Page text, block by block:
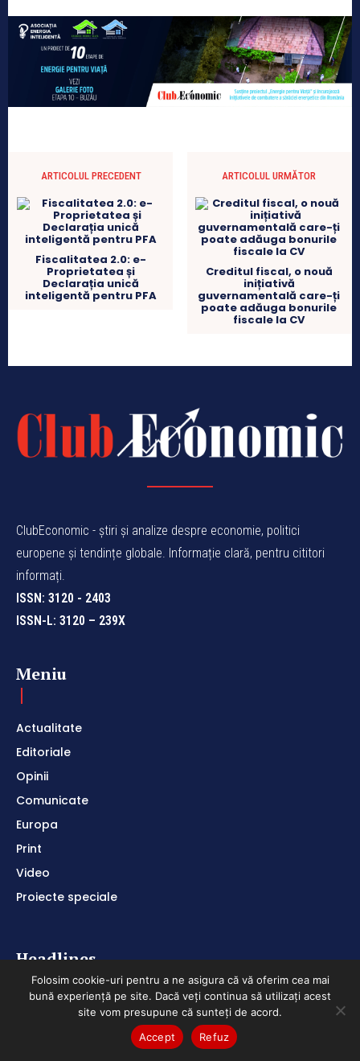
ARTICOLUL PRECEDENT
Fiscalitatea 2.0: e-
Proprietatea și
Declarația unică
inteligentă pentru PFA
ARTICOLUL URMĂTOR
Creditul fiscal, o nouă
inițiativă
guvernamentală care-ți
poate adăuga bonurile
fiscale la CV
ClubEconomic - știri și analize despre economie, politici
europene și tendințe globale. Informație clară, pentru cititori
informați.
ISSN: 3120 - 2403
ISSN-L: 3120 – 239X
Meniu
Actualitate
Editoriale
Opinii
Comunicate
Europa
Print
Video
Proiecte speciale
Headlines
Decuplarea de fondurile europene: risc sau
oportunitate ratată?
Auchan va deschide un nou magazin în cartierul
Folosim cookie-uri pentru a ne asigura că vă oferim cea mai
bună experiență pe site. Dacă veți continua să utilizați acest
site vom presupune că sunteți de acord.
Accept
Refuz